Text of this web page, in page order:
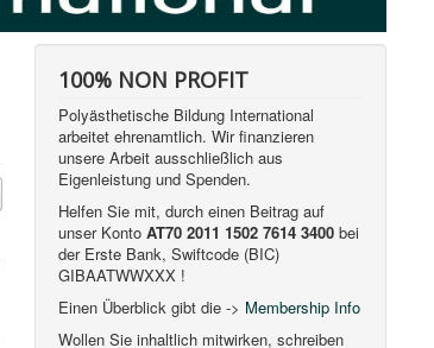
100% NON PROFIT
Polyästhetische Bildung International
arbeitet ehrenamtlich. Wir finanzieren
unsere Arbeit ausschließlich aus
Eigenleistung und Spenden.
Helfen Sie mit, durch einen Beitrag auf
unser KontoAT70 2011 1502 7614 3400 bei
der Erste Bank, Swiftcode (BIC)
GIBAATWWXXX !
Einen Überblick gibt die -> Membership Info
Wollen Sie inhaltlich mitwirken, schreiben